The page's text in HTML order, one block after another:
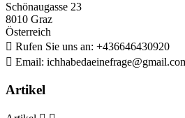
Schönaugasse 23
8010 Graz
Österreich
 Rufen Sie uns an: +436646430920
 Email:
Artikel